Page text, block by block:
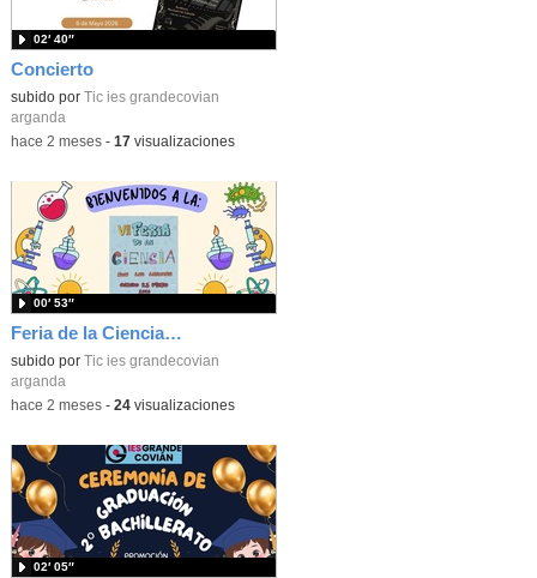
Concierto
subido por
Tic ies grandecovian
arganda
02′ 40″
-hace 2 meses- 17 visualizaciones
Feria de la Ciencia IES Las Lagunas
subido por
Tic ies grandecovian
arganda
00′ 53″
-hace 2 meses- 24visualizaciones
02′ 05″